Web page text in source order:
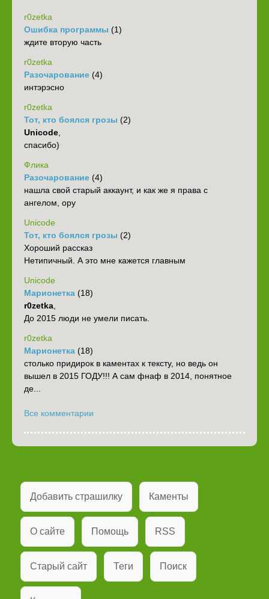
r0zetka
Ошибка программы (1)
ждите вторую часть
r0zetka
Разочарование (4)
интэрэсно
r0zetka
Тот, кто боялся грозы (2)
Unicode,
спасибо)
Флика
Разочарование (4)
нашла свой старый аккаунт, и как же я права с
ангелом, ору
Unicode
Тот, кто боялся грозы (2)
Хороший рассказ
Нетипичный. А это мне кажется главным
Unicode
Марионетка (18)
r0zetka,
До 2015 люди не умели писать.
r0zetka
Марионетка (18)
столько придирок в каментах к тексту, но ведь он
вышел в 2015 ГОДУ!!! А сам фнаф в 2014, понятное
де...
Все комментарии
Добавить страшилку Каменты
О сайте Помощь RSS
Старый сайт Теги Поиск